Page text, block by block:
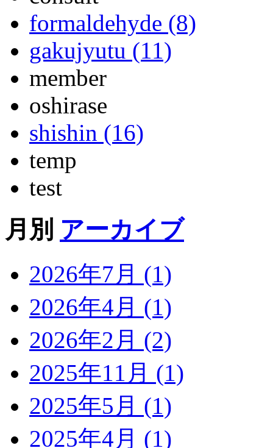
formaldehyde (8)
gakujyutu (11)
member
oshirase
shishin (16)
temp
test
月別 アーカイブ
2026年7月 (1)
2026年4月 (1)
2026年2月 (2)
2025年11月 (1)
2025年5月 (1)
2025年4月 (1)